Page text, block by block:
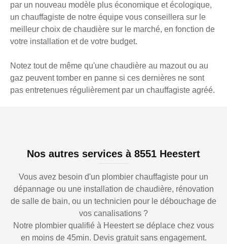
par un nouveau modèle plus économique et écologique,
un chauffagiste de notre équipe vous conseillera sur le
meilleur choix de chaudière sur le marché, en fonction de
votre installation et de votre budget.
Notez tout de même qu'une chaudière au mazout ou au
gaz peuvent tomber en panne si ces dernières ne sont
pas entretenues régulièrement par un chauffagiste agréé.
Nos autres services à 8551 Heestert
Vous avez besoin d'un plombier chauffagiste pour un
dépannage ou une installation de chaudière, rénovation
de salle de bain, ou un technicien pour le débouchage de
vos canalisations ?
Notre plombier qualifié à Heestert se déplace chez vous
en moins de 45min. Devis gratuit sans engagement.